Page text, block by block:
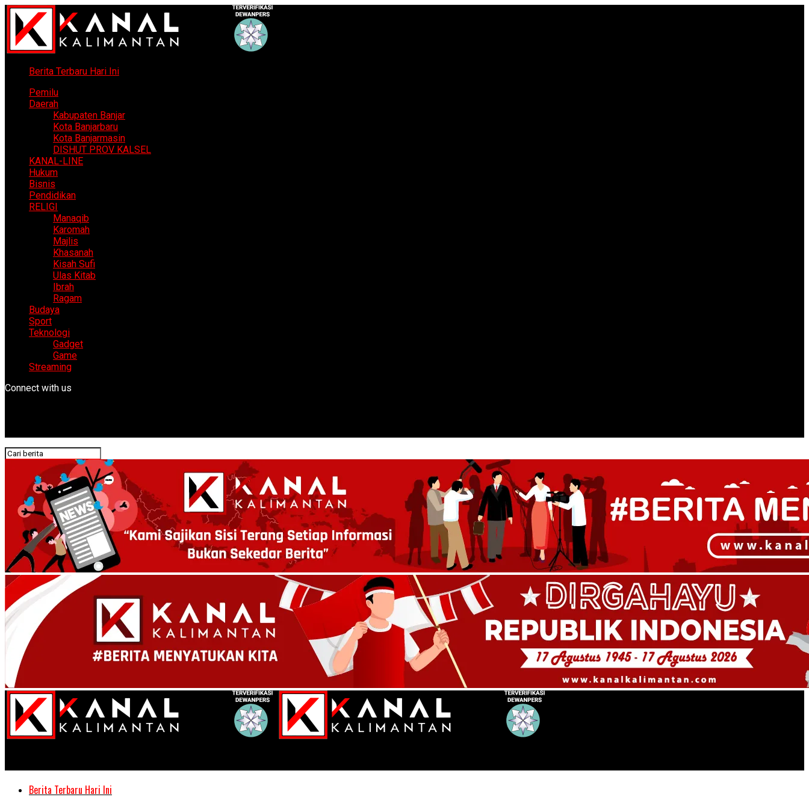
Berita Terbaru Hari Ini
Pemilu
Daerah
Kabupaten Banjar
Kota Banjarbaru
Kota Banjarmasin
DISHUT PROV KALSEL
KANAL-LINE
Hukum
Bisnis
Pendidikan
RELIGI
Manaqib
Karomah
Majlis
Khasanah
Kisah Sufi
Ulas Kitab
Ibrah
Ragam
Budaya
Sport
Teknologi
Gadget
Game
Streaming
Connect with us
Berita Terbaru Hari Ini